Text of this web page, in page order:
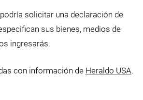
solicitar una declaración de
sus bienes, medios de
ingresarás.
con información de Heraldo USA.